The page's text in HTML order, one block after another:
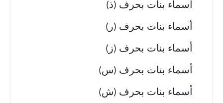
أسماء بنات بحرف (ذ)
أسماء بنات بحرف (ر)
أسماء بنات بحرف (ز)
أسماء بنات بحرف (س)
أسماء بنات بحرف (ش)